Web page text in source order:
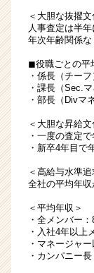
＜大胆な抜擢文
人事査定は半年
年次年齢関係な
◼︎役職ごとの平
・係長（チー
・課長（Sec.
・部長（Divマ
＜大胆な昇給文
・一度の査定
・新卒4年目で
＜高給与水準追
全社の平均年収
＜平均年収＞
・全メンバー
・入社4年以上
・マネージャ
・カンパニー